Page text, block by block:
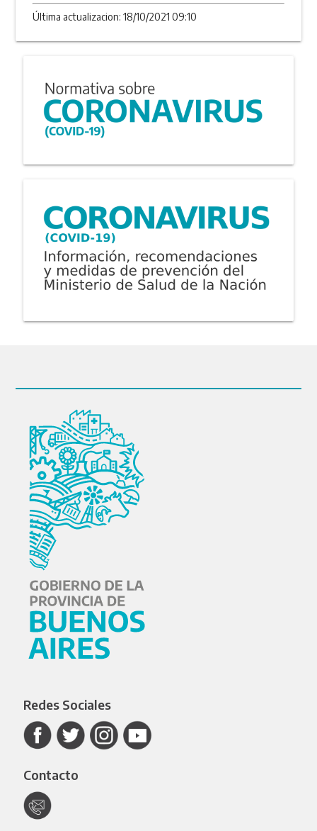
Última actualizacion: 18/10/2021 09:10
Redes Sociales
Contacto